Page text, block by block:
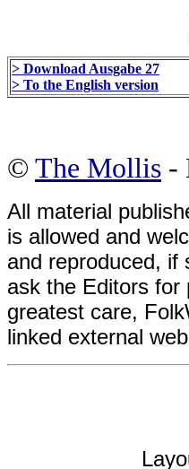
> Download Ausgabe 27
> To the English version
© The Mollis -
All material
is allowed and
and reproduced, if
ask the Editors for
greatest care,
linked external